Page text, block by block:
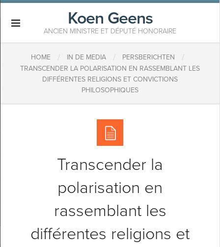
Koen Geens
ANCIEN MINISTRE ET DÉPUTÉ HONORAIRE
HOME / IN DE MEDIA / PERSBERICHTEN /
TRANSCENDER LA POLARISATION EN RASSEMBLANT LES
DIFFÉRENTES RELIGIONS ET CONVICTIONS
PHILOSOPHIQUES
Transcender la
polarisation en
rassemblant les
différentes religions et